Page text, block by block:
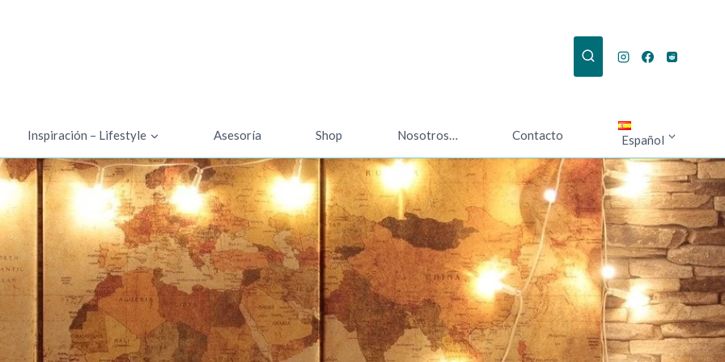
Inspiración – Lifestyle Asesoría Shop Nosotros… Contacto Español